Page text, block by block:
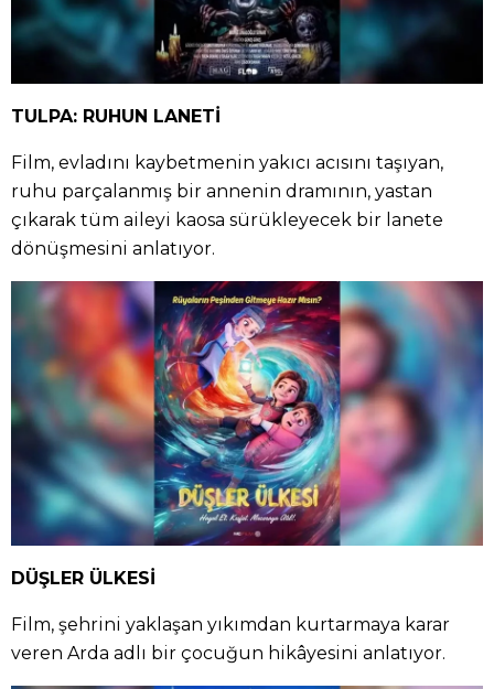
TULPA: RUHUN LANETİ
Film, evladını kaybetmenin yakıcı acısını taşıyan,
ruhu parçalanmış bir annenin dramının, yastan
çıkarak tüm aileyi kaosa sürükleyecek bir lanete
dönüşmesini anlatıyor.
DÜŞLER ÜLKESİ
Film, şehrini yaklaşan yıkımdan kurtarmaya karar
veren Arda adlı bir çocuğun hikâyesini anlatıyor.